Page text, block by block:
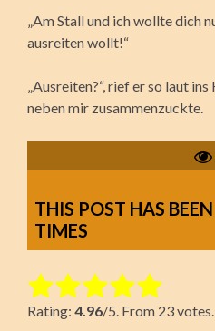
„Am Stall und ich wollte dich
ausreiten wollt!“
„Ausreiten?“, rief er so laut
neben mir zusammenzuckte.
THIS POST HAS
TIMES
Rate this item:
Submit Rating
Rating: 4.96/5. From 23 votes.